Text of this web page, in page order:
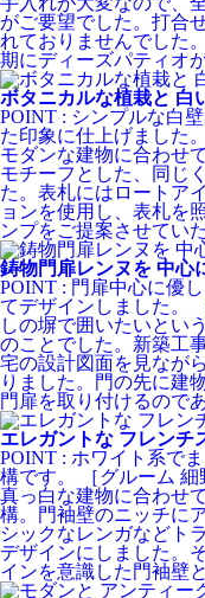
がご要望でした。打合
れておりませんでした
期にディーズパティオ
ボタニカルな植栽と 白
POINT : シンプルな白
た印象に仕上げました
モダンな建物に合わせ
モチーフとした、同じ
た。表札にはロートア
ョンを使用し、表札を
ンプをご提案させてい
鋳物門扉レンヌを 中心
POINT : 門扉中心に優
てデザインしました。
しの塀で囲いたいとい
のことでした。新築工
宅の設計図面を見なが
りました。門の先に建
門扉を取り付けるので
エレガントな フレンチ
POINT : ホワイト系で
構です。 ［グルーム
真っ白な建物に合わせ
構。門袖壁のニッチに
シックなレンガなどト
デザインにしました。
インを意識した門袖壁